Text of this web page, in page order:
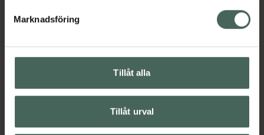
Marknadsföring
Tillåt alla
Tillåt urval
Kontakta oss
Vanliga frågor
Handla tryggt
Sajtens tillgänglighet